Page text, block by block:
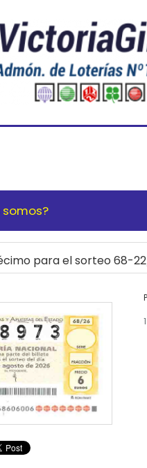
somos?
para el sorteo 68-
1